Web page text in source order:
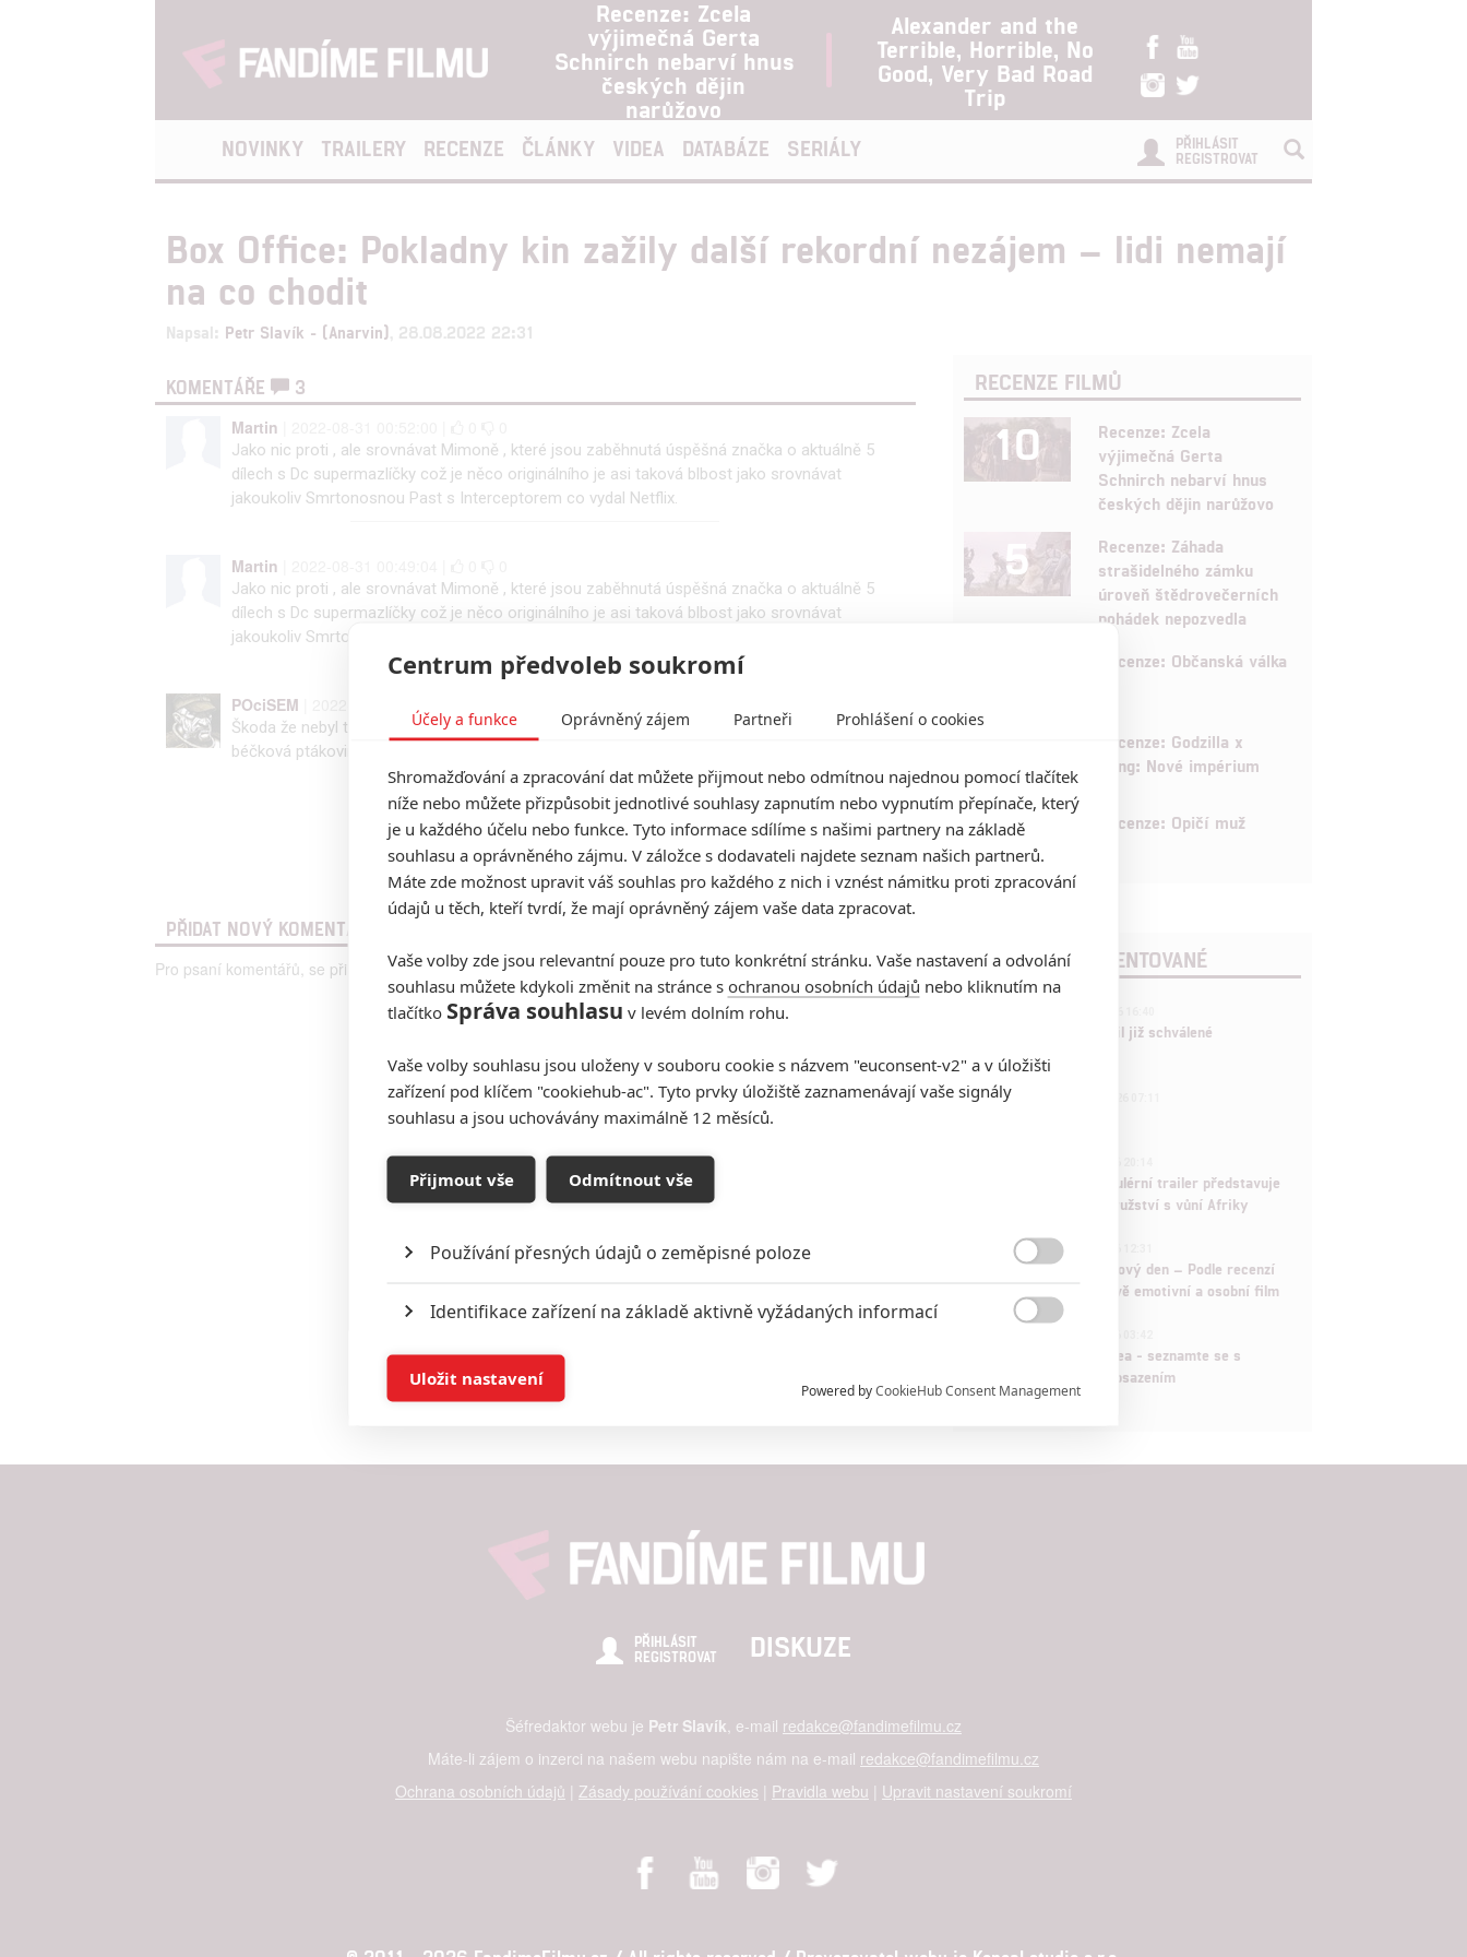
Recenze: Zcela
výjimečná Gerta
Schnirch nebarví hnus
českých dějin
narůžovo
Alexander and the
Terrible, Horrible, No
Good, Very Bad Road
Trip
NOVINKY TRAILERY RECENZE ČLÁNKY VIDEA DATABÁZE SERIÁLY
PŘIHLÁSIT
REGISTROVAT
Box Office: Pokladny kin zažily další rekordní nezájem – lidi nemají
na co chodit
Napsal: Petr Slavík - (Anarvin) , 28.08.2022 22:31
KOMENTÁŘE
3
Martin
Jako nic proti , ale srovnávat Mimoně , které jsou zaběhnutá úspěšná značka o aktuálně 5
dílech s Dc supermazlíčky což je něco originálního je asi taková blbost jako srovnávat
jakoukoliv Smrtonosnou Past s Interceptorem co vydal Netflix.
Martin
Jako nic proti , ale srovnávat Mimoně , které jsou zaběhnutá úspěšná značka o aktuálně 5
dílech s Dc supermazlíčky což je něco originálního je asi taková blbost jako srovnávat
jakoukoliv Smrtonosnou Past s Interceptorem co vydal Netflix.
POciSEM
Škoda že nebyl ten Samaritán. Na to bych zašel do kina hned. Čekal sem že to bude nějaká
béčková ptákovina a velice mě to překvapilo. Stallone si to slušně dává jako starej suprman.
PŘIDAT NOVÝ KOMENTÁŘ
Pro psaní komentářů, se přihlašte.
RECENZE FILMŮ
10
Recenze: Zcela
výjimečná Gerta
Schnirch nebarví hnus
českých dějin narůžovo
5
Recenze: Záhada
strašidelného zámku
úroveň štědrovečerních
pohádek nepozvedla
Recenze: Občanská válka
Recenze: Godzilla x
Kong: Nové impérium
8 Recenze: Opičí muž
POSLEDNÍ KOMENTOVANÉ
Marvel nečekaně zrušil již schválené
433
Děti krve a kostí: Regulérní trailer představuje
akční fantasy dobrodružství s vůní Afriky
ČLÁNEK | 30.07.2026 12:31
Spider-Man: Zbrusu nový den – Podle recenzí
máme čekat překvapivě emotivní a osobní film
Velké preview: Odyssea - seznamte se s
maximálně nabitým obsazením
PŘIHLÁSIT
REGISTROVAT
DISKUZE
Šéfredaktor webu je Petr Slavík , e-mail redakce@fandimefilmu.cz
Máte-li zájem o inzerci na našem webu napište nám na e-mail redakce@fandimefilmu.cz
Ochrana osobních údajů | Zásady používání cookies | Pravidla webu | Upravit nastavení soukromí
Centrum předvoleb soukromí
Účely a funkce Oprávněný zájem Partneři Prohlášení o cookies
Shromažďování a zpracování dat můžete přijmout nebo odmítnou najednou pomocí tlačítek
níže nebo můžete přizpůsobit jednotlivé souhlasy zapnutím nebo vypnutím přepínače, který
je u každého účelu nebo funkce. Tyto informace sdílíme s našimi partnery na základě
souhlasu a oprávněného zájmu. V záložce s dodavateli najdete seznam našich partnerů.
Máte zde možnost upravit váš souhlas pro každého z nich i vznést námitku proti zpracování
údajů u těch, kteří tvrdí, že mají oprávněný zájem vaše data zpracovat.
Vaše volby zde jsou relevantní pouze pro tuto konkrétní stránku. Vaše nastavení a odvolání
souhlasu můžete kdykoli změnit na stránce s ochranou osobních údajů nebo kliknutím na
tlačítko Správa souhlasu v levém dolním rohu.
Vaše volby souhlasu jsou uloženy v souboru cookie s názvem "euconsent-v2" a v úložišti
zařízení pod klíčem "cookiehub-ac". Tyto prvky úložiště zaznamenávají vaše signály
souhlasu a jsou uchovávány maximálně 12 měsíců.
Přijmout vše Odmítnout vše
Používání přesných údajů o zeměpisné poloze
Identifikace zařízení na základě aktivně vyžádaných informací
Ukládání a/nebo přístup k informacím v zařízení

Udělením souhlasu s účely a funkcemi zde uvedenými dáváte nám i našim partnerům
Poskytování a zobrazování reklamy a obsahu
Powered byCookieHub Consent Management
Uložit nastavení